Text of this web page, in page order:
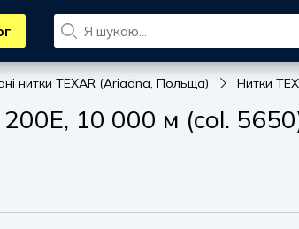
нитки TEXAR (Ariadna, Польща) Нитки
10 000 м (col.